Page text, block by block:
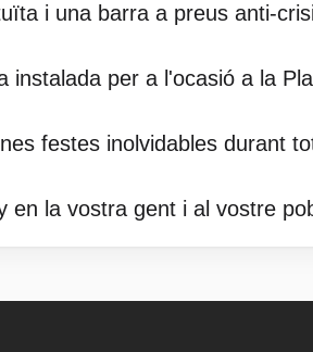
i una barra a preus anti-
per a l'ocasió a la
festes inolvidables durant
en la vostra gent i al vostre